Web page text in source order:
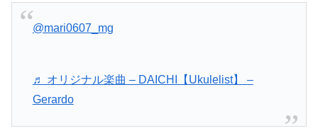
@mari0607_mg
♬ オリジナル楽曲 – DAICHI【Ukulelist】 –
Gerardo